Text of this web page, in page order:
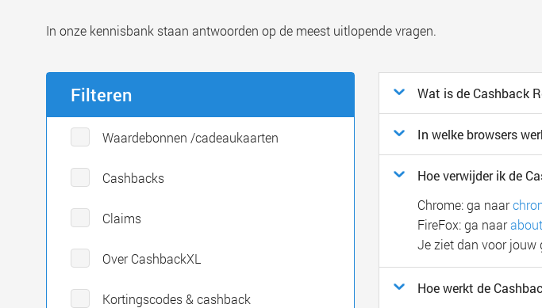
In onze kennisbank staan antwoorden op de meest uitlopende vragen.
Filteren
Waardebonnen /cadeaukaarten
Cashbacks
Claims
Over CashbackXL
Kortingscodes & cashback
Wat is de Cashback
In welke browsers
Hoe verwijder ik de
Chrome: ga naar
FireFox: ga naar
Je ziet dan voor jouw
Hoe werkt de